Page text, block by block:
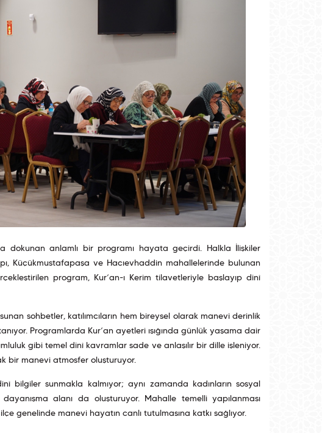
dokunan anlamlı bir programı hayata geçirdi. Halkla İlişkiler
Küçükmustafapaşa ve Hacıevhaddin mahallelerinde bulunan
program, Kur’an-ı Kerim tilavetleriyle başlayıp dinî
sohbetler, katılımcıların hem bireysel olarak manevi derinlik
Programlarda Kur’an ayetleri ışığında günlük yaşama dair
gibi temel dinî kavramlar sade ve anlaşılır bir dille işleniyor.
bir manevi atmosfer oluşturuyor.
bilgiler sunmakla kalmıyor; aynı zamanda kadınların sosyal
alanı da oluşturuyor. Mahalle temelli yapılanması
genelinde manevi hayatın canlı tutulmasına katkı sağlıyor.